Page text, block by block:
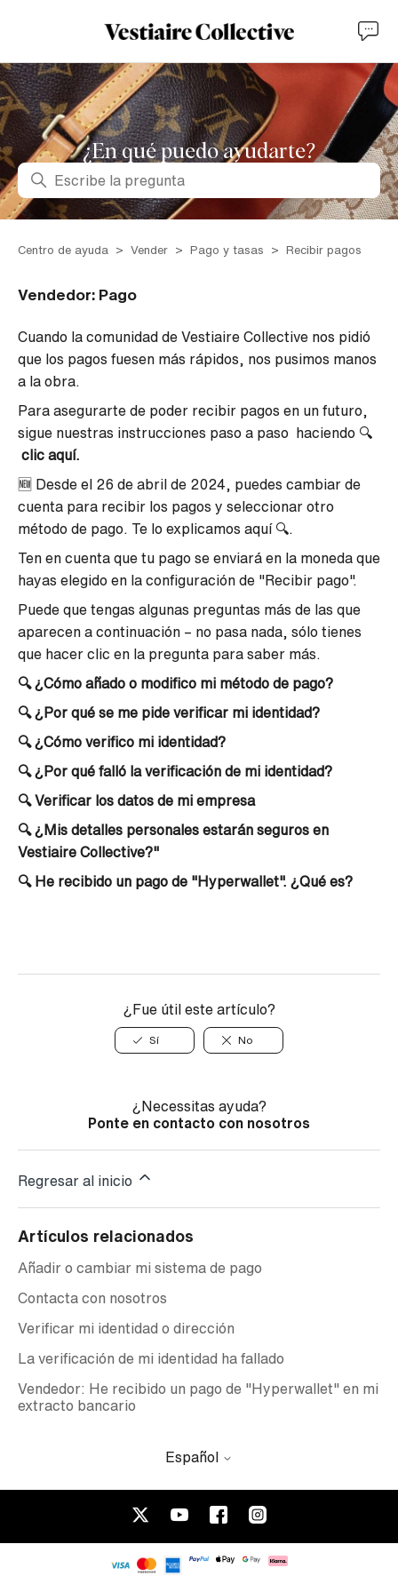
¿En qué puedo ayudarte?
Búsqueda
Centro de ayuda Vender Pago y tasas Recibir pagos
Vendedor: Pago
Cuando la comunidad de Vestiaire Collective nos pidió
que los pagos fuesen más rápidos, nos pusimos manos
a la obra.
Para asegurarte de poder recibir pagos en un futuro,
sigue nuestras instrucciones paso a paso haciendo 🔍
clic aquí.
🆕 Desde el 26 de abril de 2024, puedes cambiar de
cuenta para recibir los pagos y seleccionar otro
método de pago. Te lo explicamos aquí🔍.
Ten en cuenta que tu pago se enviará en la moneda que
hayas elegido en la configuración de "Recibir pago".
Puede que tengas algunas preguntas más de las que
aparecen a continuación – no pasa nada, sólo tienes
que hacer clic en la pregunta para saber más.
🔍 ¿Cómo añado o modifico mi método de pago?
🔍 ¿Por qué se me pide verificar mi identidad?
🔍 ¿Cómo verifico mi identidad?
🔍 ¿Por qué falló la verificación de mi identidad?
🔍 Verificar los datos de mi empresa
🔍 ¿Mis detalles personales estarán seguros en
Vestiaire Collective?"
🔍 He recibido un pago de "Hyperwallet". ¿Qué es?
¿Fue útil este artículo?
Sí No
¿Necessitas ayuda?
Ponte en contacto con nosotros
Regresar al inicio
Artículos relacionados
Añadir o cambiar mi sistema de pago
Contacta con nosotros
Verificar mi identidad o dirección
La verificación de mi identidad ha fallado
Vendedor: He recibido un pago de "Hyperwallet" en mi
extracto bancario
Español